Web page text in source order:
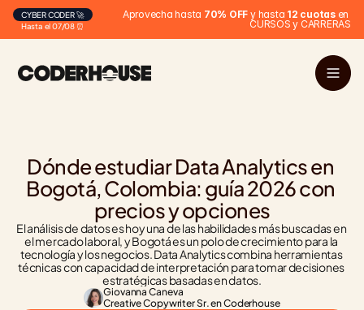
Hasta el 07/08 ⏰
CYBER CODER 🚀 Aprovecha hasta 70% OFF y hasta 12 cuotas en
CURSOS y CARRERAS
Dónde estudiar Data Analytics en
Bogotá, Colombia: guía 2026 con
precios y opciones
El análisis de datos es hoy una de las habilidades más buscadas en
el mercado laboral, y Bogotá es un polo de crecimiento para la
tecnología y los negocios. Data Analytics combina herramientas
técnicas con capacidad de interpretación para tomar decisiones
estratégicas basadas en datos.
Giovanna Caneva
Creative Copywriter Sr. en Coderhouse